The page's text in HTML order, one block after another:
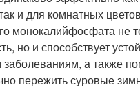
и для комнатных
монокалийфосфата не
но и способствует
а также
пережить суровые